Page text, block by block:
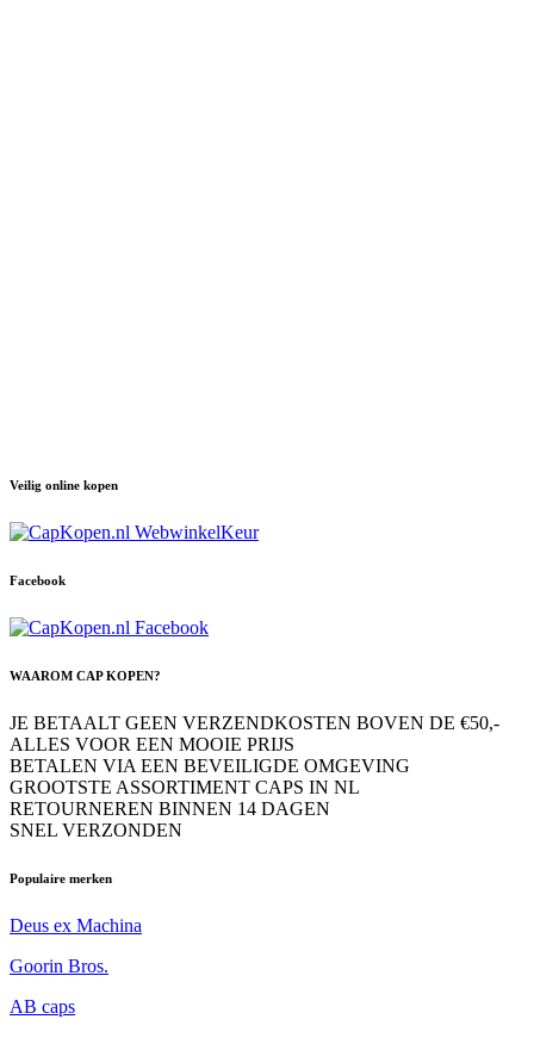
Veilig online kopen
Facebook
WAAROM CAP KOPEN?
JE BETAALT GEEN VERZENDKOSTEN BOVEN DE €50,-
ALLES VOOR EEN MOOIE PRIJS
BETALEN VIA EEN BEVEILIGDE OMGEVING
GROOTSTE ASSORTIMENT CAPS IN NL
RETOURNEREN BINNEN 14 DAGEN
SNEL VERZONDEN
Populaire merken
Deus ex Machina
Goorin Bros.
AB caps